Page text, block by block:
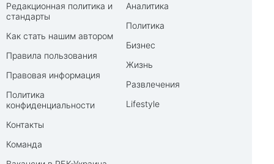
Редакционная политика и
стандарты
Как стать нашим автором
Правила пользования
Правовая информация
Политика
конфиденциальности
Контакты
Команда
Аналитика
Политика
Бизнес
Жизнь
Развлечения
Lifestyle